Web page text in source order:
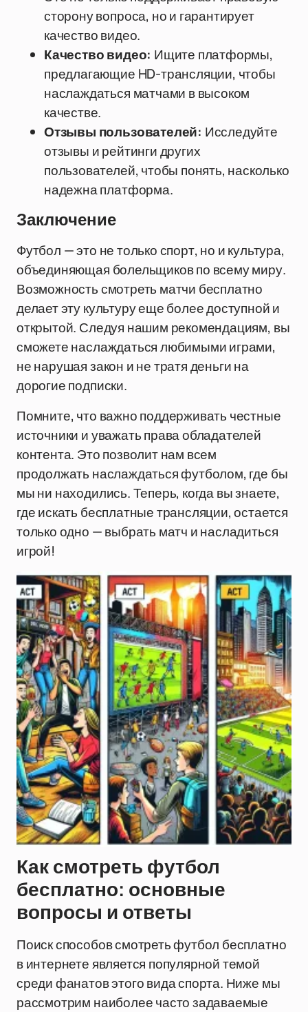
сторону вопроса, но и гарантирует
качество видео.
Качество видео: Ищите платформы,
предлагающие HD-трансляции, чтобы
наслаждаться матчами в высоком
качестве.
Отзывы пользователей: Исследуйте
отзывы и рейтинги других
пользователей, чтобы понять, насколько
надежна платформа.
Заключение
Футбол — это не только спорт, но и культура,
объединяющая болельщиков по всему миру.
Возможность смотреть матчи бесплатно
делает эту культуру еще более доступной и
открытой. Следуя нашим рекомендациям, вы
сможете наслаждаться любимыми играми,
не нарушая закон и не тратя деньги на
дорогие подписки.
Помните, что важно поддерживать честные
источники и уважать права обладателей
контента. Это позволит нам всем
продолжать наслаждаться футболом, где бы
мы ни находились. Теперь, когда вы знаете,
где искать бесплатные трансляции, остается
только одно — выбрать матч и насладиться
игрой!
Как смотреть футбол
бесплатно: основные
вопросы и ответы
Поиск способов смотреть футбол бесплатно
в интернете является популярной темой
среди фанатов этого вида спорта. Ниже мы
рассмотрим наиболее часто задаваемые